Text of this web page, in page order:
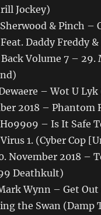
Jockey)
& Pinch –
Daddy Freddy
Volume 7 – 29.
– Wot U
2018 – Phantom
– Is It Safe
1. (Cyber Cop
November 2018 –
Deathkult)
Wynn – Get
the Swan (Damp